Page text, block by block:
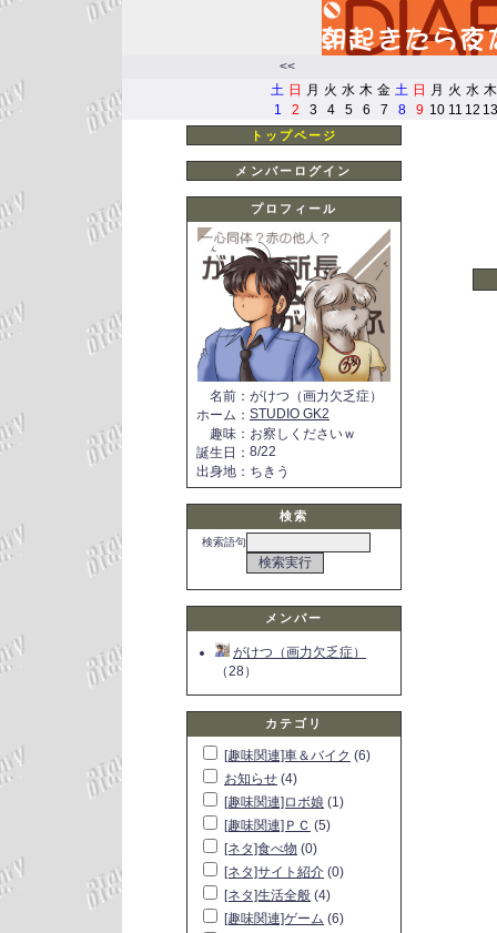
<<
土 日 月 火 水 木 金 土 日 月 火 水 木
1
2 3 4 5 6 7 8 9 10 11 12 13
トップページ
メンバーログイン
プロフィール
名前 ： がけつ（画力欠乏症）
ホーム ： STUDIO GK2
趣味 ： お察しくださいｗ
誕生日 ： 8/22
出身地 ： ちきう
検索
検索語句
メンバー
がけつ（画力欠乏症）
（28）
カテゴリ
[趣味関連]車＆バイク (6)
お知らせ (4)
[趣味関連]ロボ娘 (1)
[趣味関連]ＰＣ (5)
[ネタ]食べ物 (0)
[ネタ]サイト紹介 (0)
[ネタ]生活全般 (4)
[趣味関連]ゲーム (6)